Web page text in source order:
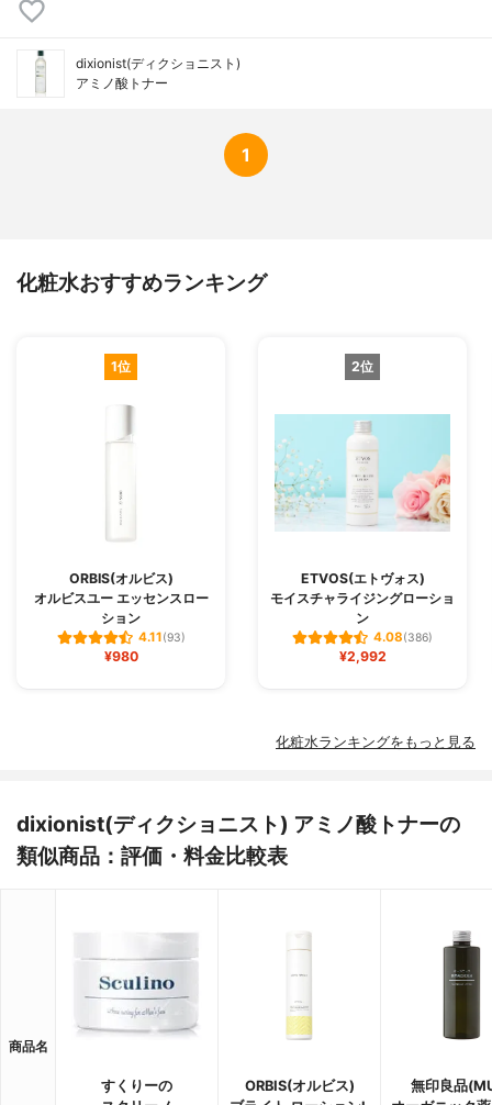
dixionist(ディクショニスト)
アミノ酸トナー
1
化粧水おすすめランキング
1位
ORBIS(オルビス)
オルビスユー エッセンスロー
ション
4.11(93)
¥980
2位
ETVOS(エトヴォス)
モイスチャライジングローショ
ン
4.08(386)
¥2,992
化粧水ランキングをもっと見る
dixionist(ディクショニスト) アミノ酸トナーの
類似商品：評価・料金比較表
商品名
すくりーの
ORBIS(オルビス)
無印良品